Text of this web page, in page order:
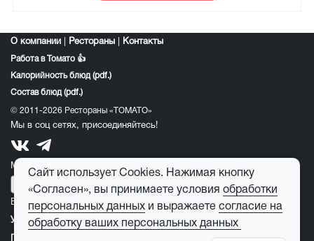
О компании Рестораны Контакты
Работа в Томато 👍
Калорийность блюд (pdf.)
Состав блюд (pdf.)
© 2011-2026 Рестораны «ТОМАТО»
Мы в соц сетях, присоединяйтесь!
Мобильное приложение томато:
E-mail для обратной связи: feedback@tomato-pizza.ru
Условия обработки персональных данных
Сайт использует Cookies. Нажимая кнопку
«Согласен», вы принимаете условия обработки
персональных данных и выражаете согласие на
обработку ваших персональных данных